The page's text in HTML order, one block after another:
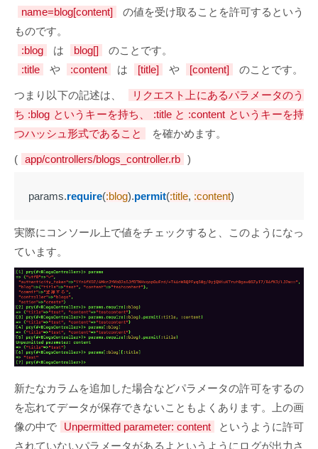
name=blog[content]
の値を受け取ることを許可するという
ものです。
:blog
は blog[]
のことです。
:title
や :content は [title] や [content] のことです。
つまり以下の記述は、
リクエスト上にあるパラメータのう
ち :blog というキーを持ち、 :title と :content というキーを持
つハッシュ形式であること
を確かめます。
( app/controllers/blogs_controller.rb )
params.require(:blog).permit(:title, :content)
実際にコンソール上で値をチェックすると、このようになっ
ています。
新たなカラムを追加した場合などパラメータの許可をするの
を忘れてデータが保存できないこともよくあります。上の画
像の中で
Unpermitted parameter: content
というように許可
されていないパラメータがあるよというようにログが出力さ